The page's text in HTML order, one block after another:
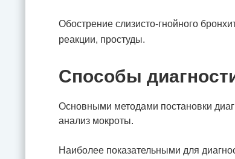
Обострение слизисто-гнойного
реакции, простуды.
Способы
Основными методами постановки
анализ мокроты.
Наиболее показательными для